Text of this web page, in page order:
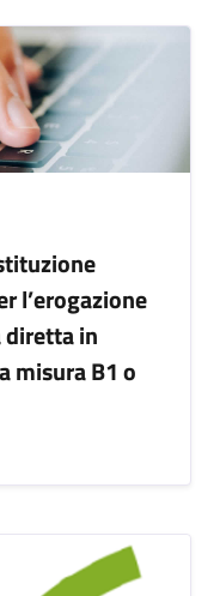
l’erogazione
in
misura B1 o